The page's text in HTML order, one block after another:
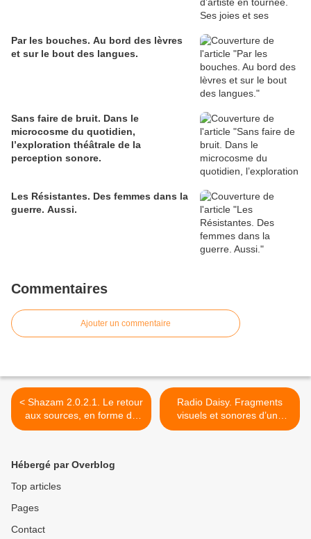
Par les bouches. Au bord des lèvres
et sur le bout des langues.
Sans faire de bruit. Dans le
microcosme du quotidien,
l’exploration théâtrale de la
perception sonore.
Les Résistantes. Des femmes dans la
guerre. Aussi.
Commentaires
Ajouter un commentaire
< Shazam 2.0.2.1. Le retour
aux sources, en forme de
nouvelle visite à son œuvre
plein d’humour.
Radio Daisy. Fragments
visuels et sonores d’une
histoire en miniature >
Hébergé par Overblog
Top articles
Pages
Contact